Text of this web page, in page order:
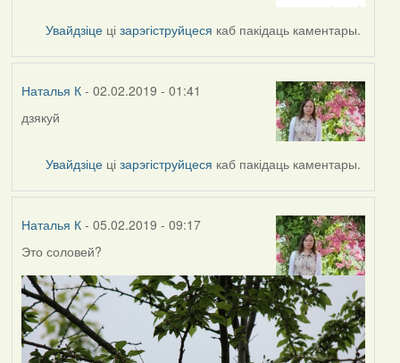
Наталья
К
Увайдзіце цізарэгіструйцеся каб пакідаць каментары.
Наталья К- 02.02.2019 - 01:41
In
Harrier
дзякуй
Увайдзіце цізарэгіструйцеся каб пакідаць каментары.
Наталья К- 05.02.2019 - 09:17
Это соловей?